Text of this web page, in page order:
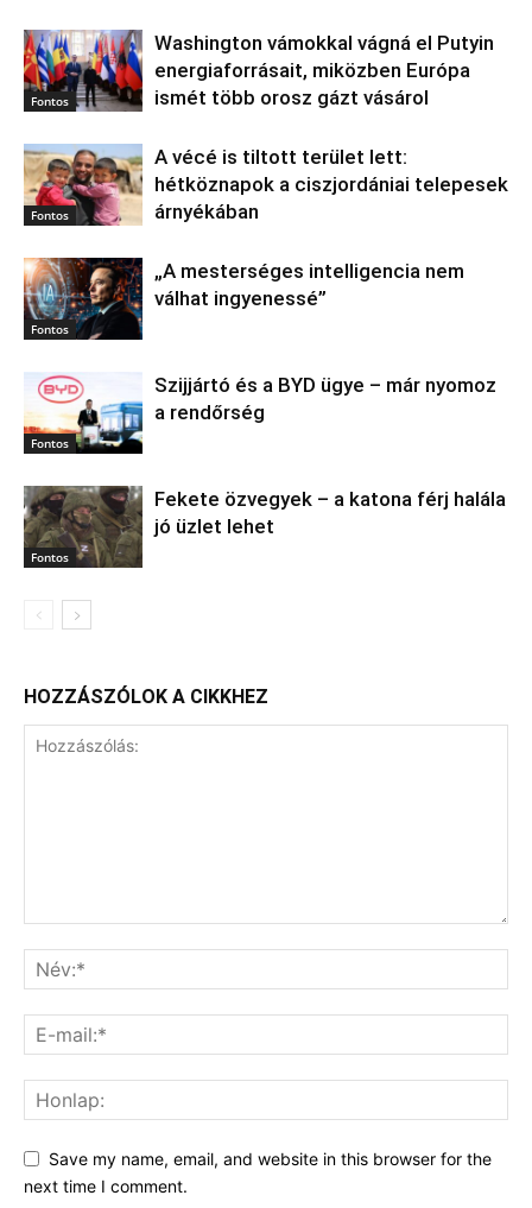
Fontos
Washington vámokkal vágná el Putyin
energiaforrásait, miközben Európa
ismét több orosz gázt vásárol
Fontos
A vécé is tiltott terület lett:
hétköznapok a ciszjordániai telepesek
árnyékában
Fontos
„A mesterséges intelligencia nem
válhat ingyenessé”
Fontos
Szijjártó és a BYD ügye – már nyomoz
a rendőrség
Fontos
Fekete özvegyek – a katona férj halála
jó üzlet lehet
HOZZÁSZÓLOK A CIKKHEZ
Save my name, email, and website in this browser for the
next time I comment.